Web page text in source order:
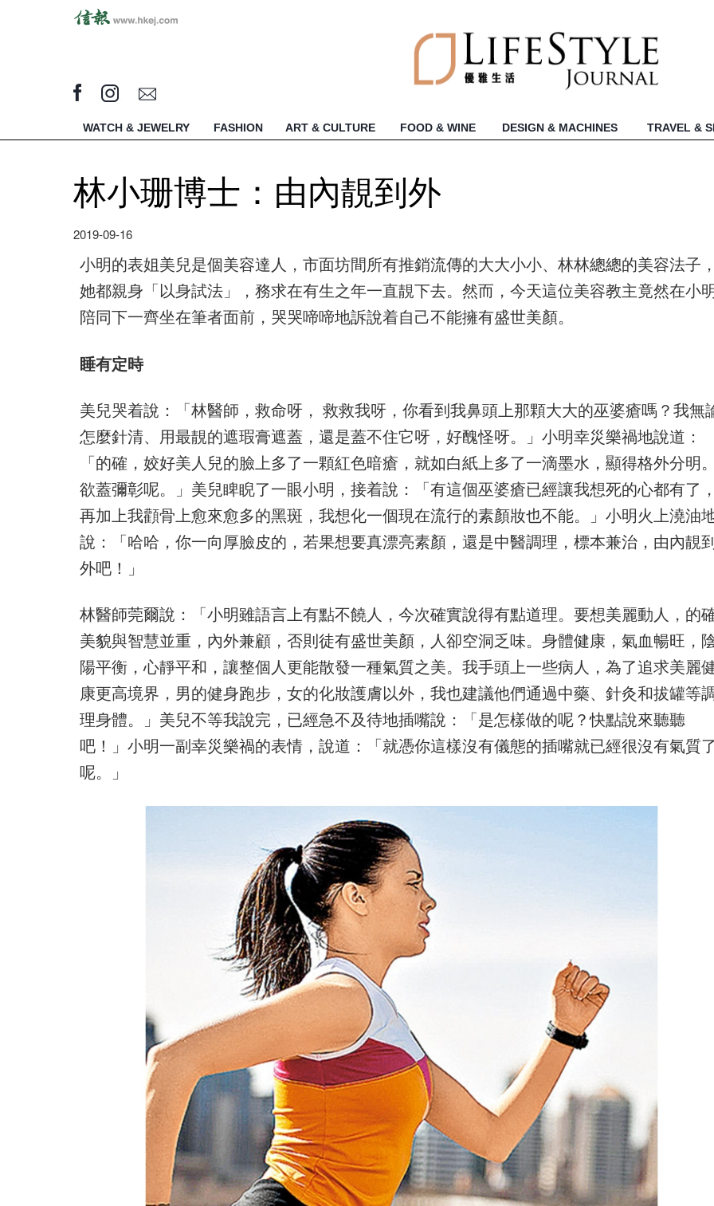
WATCH & JEWELRY FASHION ART & CULTURE FOOD & WINE DESIGN & MACHINES TRAVEL &
林小珊博士：由內靚到外
2019-09-16
小明的表姐美兒是個美容達人，市面坊間所有推銷流傳的大大小小、林林總總的美容法子
她都親身「以身試法」，務求在有生之年一直靚下去。然而，今天這位美容教主竟然在小
陪同下一齊坐在筆者面前，哭哭啼啼地訴說着自己不能擁有盛世美顏。
睡有定時
美兒哭着說：「林醫師，救命呀， 救救我呀，你看到我鼻頭上那顆大大的巫婆瘡嗎？我無
怎麼針清、用最靚的遮瑕膏遮蓋，還是蓋不住它呀，好醜怪呀。」小明幸災樂禍地說道：
「的確，姣好美人兒的臉上多了一顆紅色暗瘡，就如白紙上多了一滴墨水，顯得格外分明
欲蓋彌彰呢。」美兒睥睨了一眼小明，接着說：「有這個巫婆瘡已經讓我想死的心都有了
再加上我顴骨上愈來愈多的黑斑，我想化一個現在流行的素顏妝也不能。」小明火上澆油
說：「哈哈，你一向厚臉皮的，若果想要真漂亮素顏，還是中醫調理，標本兼治，由內靚
外吧！」
林醫師莞爾說：「小明雖語言上有點不饒人，今次確實說得有點道理。要想美麗動人，的
美貌與智慧並重，內外兼顧，否則徒有盛世美顏，人卻空洞乏味。身體健康，氣血暢旺，
陽平衡，心靜平和，讓整個人更能散發一種氣質之美。我手頭上一些病人，為了追求美麗
康更高境界，男的健身跑步，女的化妝護膚以外，我也建議他們通過中藥、針灸和拔罐等
理身體。」美兒不等我說完，已經急不及待地插嘴說：「是怎樣做的呢？快點說來聽聽
吧！」小明一副幸災樂禍的表情，說道：「就憑你這樣沒有儀態的插嘴就已經很沒有氣質
呢。」